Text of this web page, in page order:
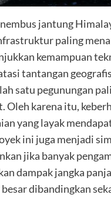
jantung
paling
kemampuan
tantangan
satu pegunungan
Oleh karena itu,
yang layak
ini juga menjadi
jika banyak
dampak jangka
dibandingkan